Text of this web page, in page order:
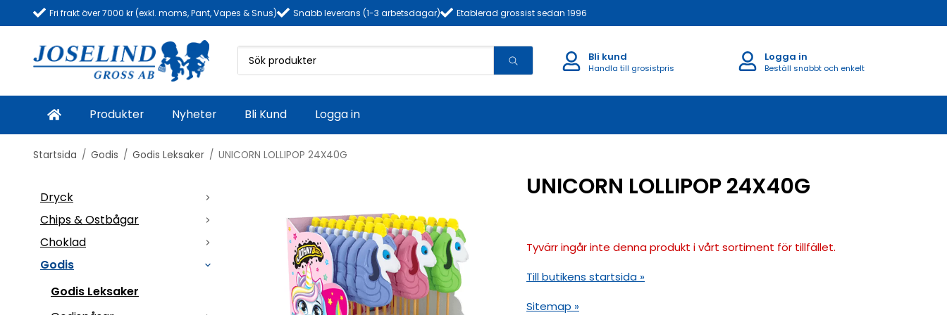
Fri frakt över 7000 kr (exkl. moms, Pant, Vapes & Snus) Snabb leverans (1-3 arbetsdagar) Etablerad grossist sedan 1996
Bli kund
Handla till grosistpris
Logga in
Beställ snabbt och enkelt
Produkter Nyheter Bli Kund Logga in
Startsida / Godis / Godis Leksaker / UNICORN LOLLIPOP 24X40G
Dryck
Chips & Ostbågar
Choklad
Godis
Godis Leksaker
UNICORN LOLLIPOP 24X40G
Tyvärr ingår inte denna produkt i vårt sortiment för tillfället.
Till butikens startsida »
Sitemap »